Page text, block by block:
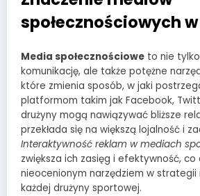
społecznościowych
Media społecznościowe to nie
komunikację, ale także potężne
które zmienia sposób, w jaki
platformom takim jak Facebook,
drużyny mogą nawiązywać bliższe
przekłada się na większą lojalność i
Interaktywność reklam w mediach
zwiększa ich zasięg i efektywność, co
nieocenionym narzędziem w
każdej drużyny sportowej.